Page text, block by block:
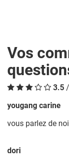
Vos
3.5
yougang carine
vous parlez de
dori